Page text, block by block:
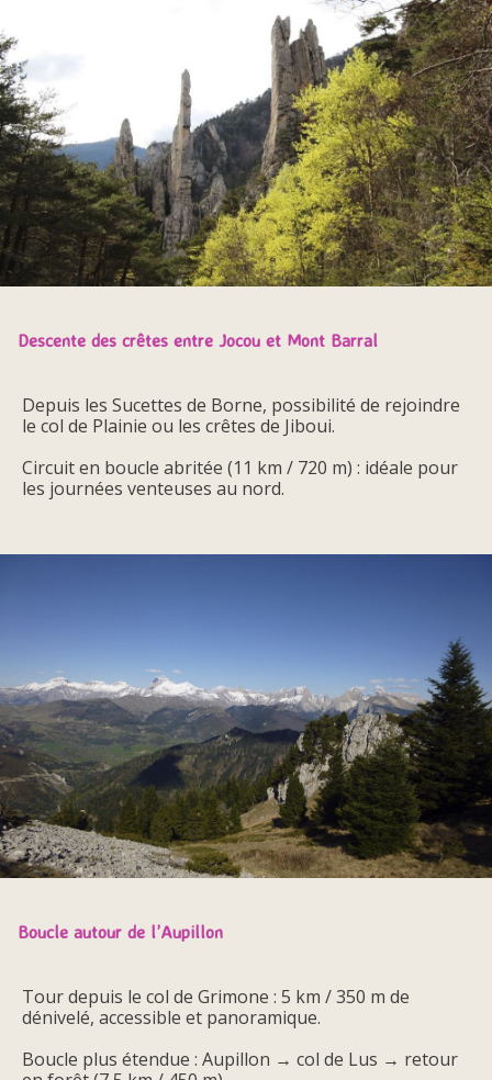
Descente des crêtes entre Jocou et Mont Barral
Depuis les Sucettes de Borne, possibilité de rejoindre
le col de Plainie ou les crêtes de Jiboui.
Circuit en boucle abritée (11 km / 720 m) : idéale pour
les journées venteuses au nord.
Boucle autour de l’Aupillon
Tour depuis le col de Grimone : 5 km / 350 m de
dénivelé, accessible et panoramique.
Boucle plus étendue : Aupillon → col de Lus → retour